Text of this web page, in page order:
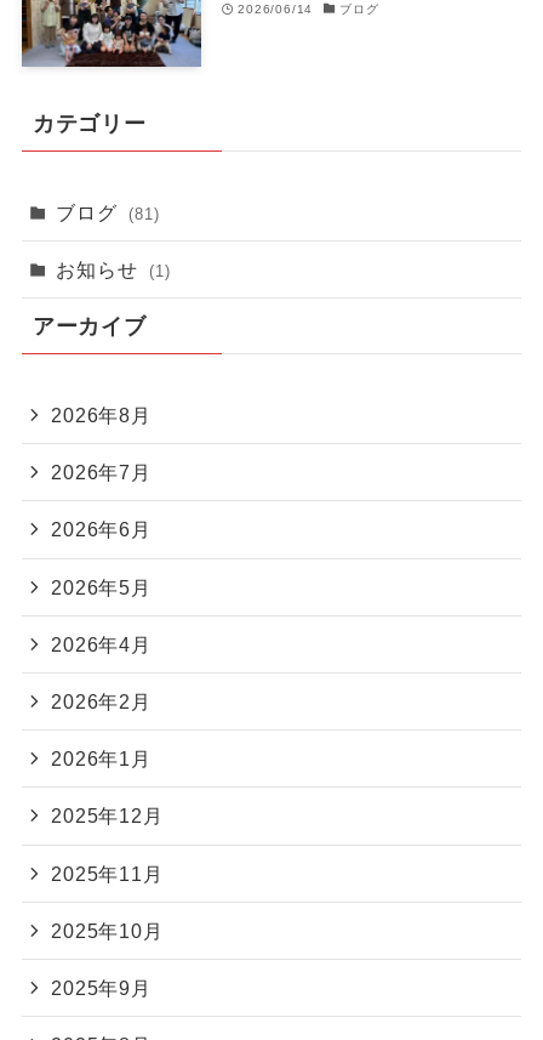
2026/06/14 ブログ
カテゴリー
ブログ (81)
お知らせ (1)
アーカイブ
2026年8月
2026年7月
2026年6月
2026年5月
2026年4月
2026年2月
2026年1月
2025年12月
2025年11月
2025年10月
2025年9月